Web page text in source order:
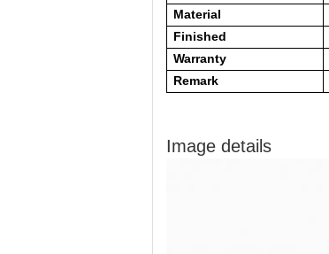
Material
Finished
Warranty
Remark
Image details